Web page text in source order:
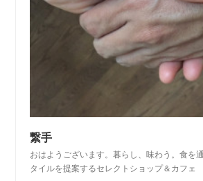
繋手
おはようございます。暮らし、味わう。食を
タイルを提案するセレクトショップ＆カフェ